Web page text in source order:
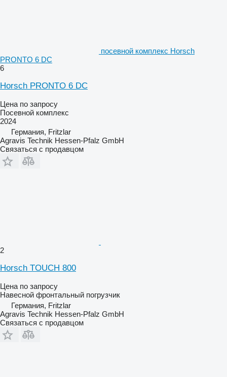
посевной комплекс Horsch
PRONTO 6 DC
6
Horsch PRONTO 6 DC
Цена по запросу
Посевной комплекс
2024
Германия, Fritzlar
Agravis Technik Hessen-Pfalz GmbH
Связаться с продавцом
2
Horsch TOUCH 800
Цена по запросу
Навесной фронтальный погрузчик
Германия, Fritzlar
Agravis Technik Hessen-Pfalz GmbH
Связаться с продавцом